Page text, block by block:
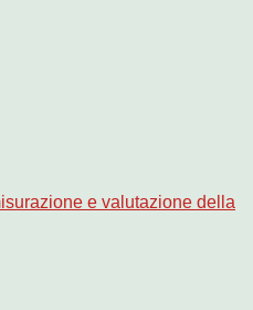
e valutazione della